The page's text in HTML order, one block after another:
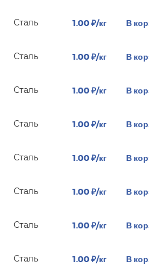
Сталь 1.00 ₽/кг В
Сталь 1.00 ₽/кг В
Сталь 1.00 ₽/кг В
Сталь 1.00 ₽/кг В
Сталь 1.00 ₽/кг В
Сталь 1.00 ₽/кг В
Сталь 1.00 ₽/кг В
Сталь 1.00 ₽/кг В